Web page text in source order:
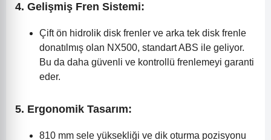
4. Gelişmiş Fren Sistemi:
Çift ön hidrolik disk frenler ve arka tek disk frenle
donatılmış olan NX500, standart ABS ile geliyor.
Bu da daha güvenli ve kontrollü frenlemeyi garanti
eder.
5. Ergonomik Tasarım:
810 mm sele yüksekliği ve dik oturma pozisyonu